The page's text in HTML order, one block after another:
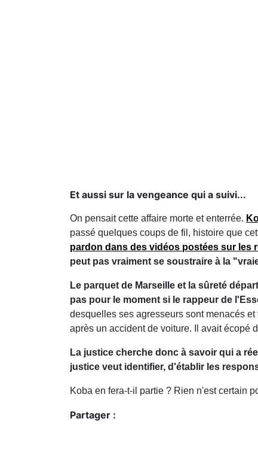
Et aussi sur la vengeance qui a suivi...
On pensait cette affaire morte et enterrée.
passé quelques coups de fil, histoire que
pardon dans des vidéos postées sur les
peut pas vraiment se soustraire à la
Le parquet de Marseille et la sûreté
pas pour le moment si le rappeur de
desquelles ses agresseurs sont menacés
après un accident de voiture. Il avait écopé
La justice cherche donc à savoir qui a
justice veut identifier, d'établir les
Koba en fera-t-il partie ? Rien n'est certain
Partager :